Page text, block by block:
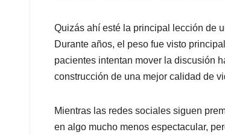
Quizás ahí esté la principal lección de
Durante años, el peso fue visto
pacientes intentan mover la discusión
construcción de una mejor calidad de
Mientras las redes sociales siguen
en algo mucho menos espectacular,